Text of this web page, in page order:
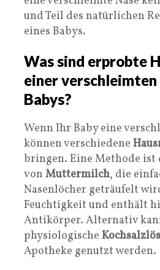
und Teil des natürlichen
eines Babys.
Was sind erprobte
einer verschleimten
Babys?
Wenn Ihr Baby eine
können verschiedene
bringen. Eine Methode ist
von Muttermilch, die
Nasenlöcher geträufelt
Feuchtigkeit und enthält
Antikörper. Alternativ
physiologische
Apotheke genutzt werden.